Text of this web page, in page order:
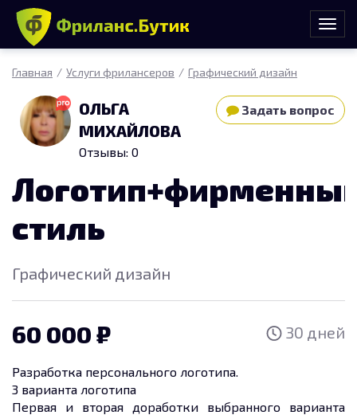
Главная Услуги фрилансеров Графический дизайн
Задать вопрос
ОЛЬГА
МИХАЙЛОВА
Отзывы: 0
стиль
Графический дизайн
60 000 30 дней
Разработка персонального логотипа.
3 варианта логотипа
Первая и вторая доработки выбранного варианта